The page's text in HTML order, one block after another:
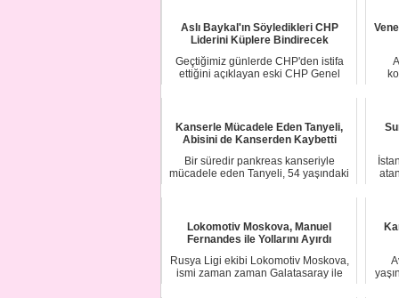
Aslı Baykal'ın Söyledikleri CHP
Liderini Küplere Bindirecek
Geçtiğimiz günlerde CHP'den istifa
ettiğini açıklayan eski CHP Genel
Kanserle Mücadele Eden Tanyeli,
Abisini de Kanserden Kaybetti
Bir süredir pankreas kanseriyle
mücadele eden Tanyeli, 54 yaşındaki
Lokomotiv Moskova, Manuel
Fernandes ile Yollarını Ayırdı
Rusya Ligi ekibi Lokomotiv Moskova,
ismi zaman zaman Galatasaray ile